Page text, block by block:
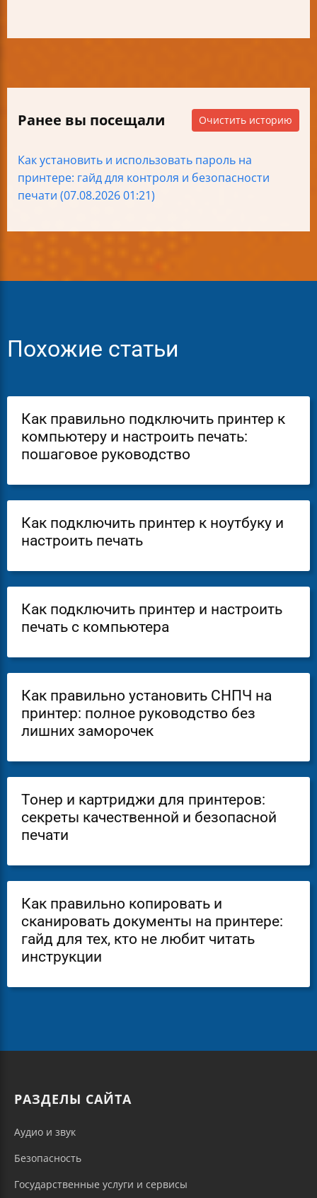
Ранее вы посещали Очистить историю
Как установить и использовать пароль на
принтере: гайд для контроля и безопасности
печати (07.08.2026 01:21)
Похожие статьи
Как правильно подключить принтер к
компьютеру и настроить печать:
пошаговое руководство
Как подключить принтер к ноутбуку и
настроить печать
Как подключить принтер и настроить
печать с компьютера
Как правильно установить СНПЧ на
принтер: полное руководство без
лишних заморочек
Тонер и картриджи для принтеров:
секреты качественной и безопасной
печати
Как правильно копировать и
сканировать документы на принтере:
гайд для тех, кто не любит читать
инструкции
РАЗДЕЛЫ САЙТА
Аудио и звук
Безопасность
Государственные услуги и сервисы